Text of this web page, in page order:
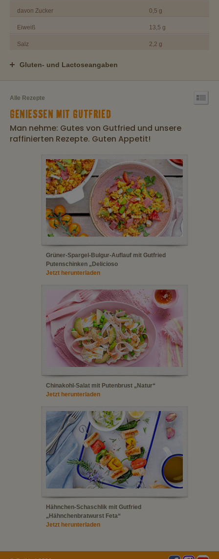
davon Zucker 0,5 g
Eiweiß 13,5 g
Salz 2,2 g
Gluten- und Lactoseangaben
Alle Rezepte
GENIESSEN MIT GUTFRIED
Man nehme: Gutes von Gutfried und unsere
raffinierten Rezepte. Guten Appetit!
Grüner-Spargel-Bulgur-Auflauf mit Gutfried
Putenschinken „Delicioso
Jetzt herunterladen
Chinakohl-Salat mit Putenbrust „Natur“
Jetzt herunterladen
Hähnchen-Schaschlik mit Gutfried
„Hähnchenbratwurst Feta“
Jetzt herunterladen